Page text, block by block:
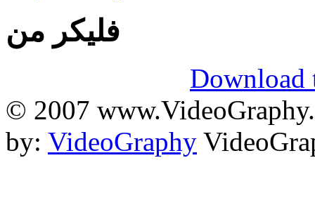
فلیکر من
Download
© 2007
by: VideoGraphy